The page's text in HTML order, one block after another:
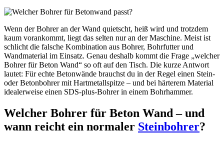
Wenn der Bohrer an der Wand quietscht, heiß wird und trotzdem
kaum vorankommt, liegt das selten nur an der Maschine. Meist ist
schlicht die falsche Kombination aus Bohrer, Bohrfutter und
Wandmaterial im Einsatz. Genau deshalb kommt die Frage „welcher
Bohrer für Beton Wand“ so oft auf den Tisch. Die kurze Antwort
lautet: Für echte Betonwände brauchst du in der Regel einen Stein-
oder Betonbohrer mit Hartmetallspitze – und bei härterem Material
idealerweise einen SDS-plus-Bohrer in einem Bohrhammer.
Welcher Bohrer für Beton Wand – und
wann reicht ein normaler Steinbohrer?